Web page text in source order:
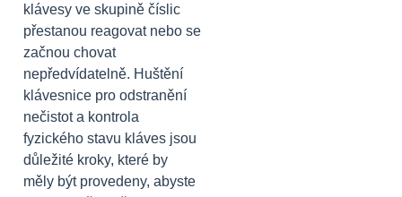
klávesy ve skupině číslic
přestanou reagovat nebo se
začnou chovat
nepředvídatelně. Huštění
klávesnice pro odstranění
nečistot a kontrola
fyzického stavu kláves jsou
důležité kroky, které by
měly být provedeny, abyste